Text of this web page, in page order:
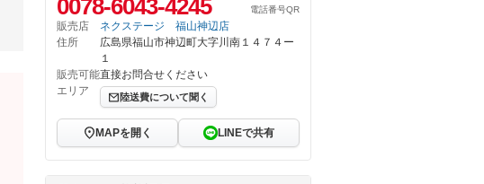
0078-6043-4245 電話番号QR
販売店
ネクステージ 福山神辺店
住所
広島県福山市神辺町大字川南１４７４ー
１
販売可能
エリア
直接お問合せください
陸送費について聞く
MAPを開く LINEで共有